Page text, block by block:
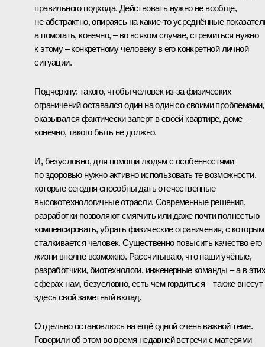
правильного подхода. Действовать нужно не вообще,
не абстрактно, опираясь на какие-то усреднённые
а помогать, конечно, – во всяком случае, стремиться нужно
к этому – конкретному человеку в его конкретной личной
ситуации.
Подчеркну: такого, чтобы человек из-за физических
ограничений оставался один на один со своими проблемами,
оказывался фактически заперт в своей квартире, доме –
конечно, такого быть не должно.
И, безусловно, для помощи людям с особенностями
по здоровью нужно активно использовать те возможности,
которые сегодня способны дать отечественные
высокотехнологичные отрасли. Современные решения,
разработки позволяют смягчить или даже почти полностью
компенсировать, убрать физические ограничения, с
сталкивается человек. Существенно повысить качество его
жизни вполне возможно. Рассчитываю, что наши учёные,
разработчики, биотехнологи, инженерные команды – а в
сферах нам, безусловно, есть чем гордиться – также внесут
здесь свой заметный вклад.
Отдельно остановлюсь на ещё одной очень важной теме.
Говорили об этом во время недавней встречи с матерями